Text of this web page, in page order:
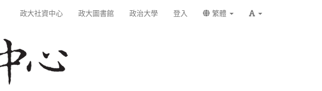
政大社資中心 政大圖書館 政治大學 登入 繁體